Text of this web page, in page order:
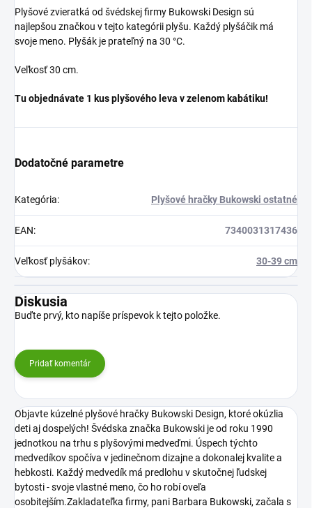
Plyšové zvieratká od švédskej firmy Bukowski Design sú
najlepšou značkou v tejto kategórii plyšu. Každý plyšáčik má
svoje meno. Plyšák je prateľný na 30 °C.
Veľkosť 30 cm.
Tu objednávate 1 kus plyšového leva v zelenom kabátiku!
Dodatočné parametre
Kategória: Plyšové hračky Bukowski ostatné
EAN: 7340031317436
Veľkosť plyšákov: 30-39 cm
Diskusia
Buďte prvý, kto napíše príspevok k tejto položke.
Pridať komentár
Objavte kúzelné plyšové hračky Bukowski Design, ktoré okúzlia
deti aj dospelých! Švédska značka Bukowski je od roku 1990
jednotkou na trhu s plyšovými medveďmi. Úspech týchto
medvedíkov spočíva v jedinečnom dizajne a dokonalej kvalite a
hebkosti. Každý medvedík má predlohu v skutočnej ľudskej
bytosti - svoje vlastné meno, čo ho robí oveľa
osobitejším.Zakladateľka firmy, pani Barbara Bukowski, začala s